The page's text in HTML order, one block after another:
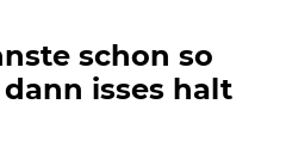
schon so
isses halt